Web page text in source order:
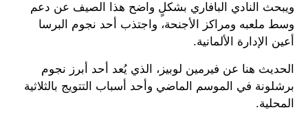
ويبحث النادي البافاري بشكلٍ واضح هذا الصيف عن دعم
وسط ملعبه ومراكز الأجنحة، واجتذب أحد نجوم البرسا
أعين الإدارة الألمانية.
الحديث هنا عن فيرمين لوبيز، الذي يُعد أحد أبرز نجوم
برشلونة في الموسم الماضي وأحد أسباب التتويج بالثلاثية
المحلية.